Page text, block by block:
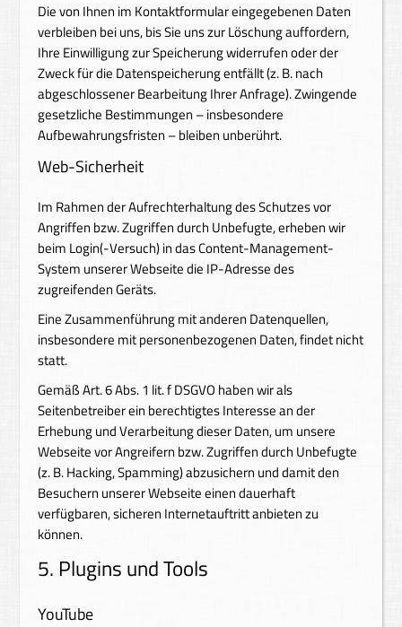
Die von Ihnen im Kontaktformular eingegebenen Daten
verbleiben bei uns, bis Sie uns zur Löschung auffordern,
Ihre Einwilligung zur Speicherung widerrufen oder der
Zweck für die Datenspeicherung entfällt (z. B. nach
abgeschlossener Bearbeitung Ihrer Anfrage). Zwingende
gesetzliche Bestimmungen – insbesondere
Aufbewahrungsfristen – bleiben unberührt.
Web-Sicherheit
Im Rahmen der Aufrechterhaltung des Schutzes vor
Angriffen bzw. Zugriffen durch Unbefugte, erheben wir
beim Login(-Versuch) in das Content-Management-
System unserer Webseite die IP-Adresse des
zugreifenden Geräts.
Eine Zusammenführung mit anderen Datenquellen,
insbesondere mit personenbezogenen Daten, findet nicht
statt.
Gemäß Art. 6 Abs. 1 lit. f DSGVO haben wir als
Seitenbetreiber ein berechtigtes Interesse an der
Erhebung und Verarbeitung dieser Daten, um unsere
Webseite vor Angreifern bzw. Zugriffen durch Unbefugte
(z. B. Hacking, Spamming) abzusichern und damit den
Besuchern unserer Webseite einen dauerhaft
verfügbaren, sicheren Internetauftritt anbieten zu
können.
5. Plugins und Tools
YouTube